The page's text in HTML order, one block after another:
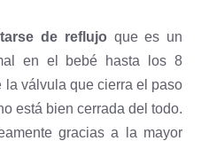
de reflujo que es un
en el bebé hasta los 8
la válvula que cierra el paso
está bien cerrada del todo.
gracias a la mayor